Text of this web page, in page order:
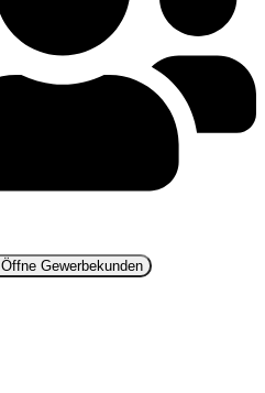
Öffne Gewerbekunden